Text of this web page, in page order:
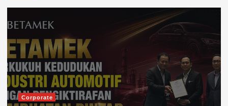
Corporate